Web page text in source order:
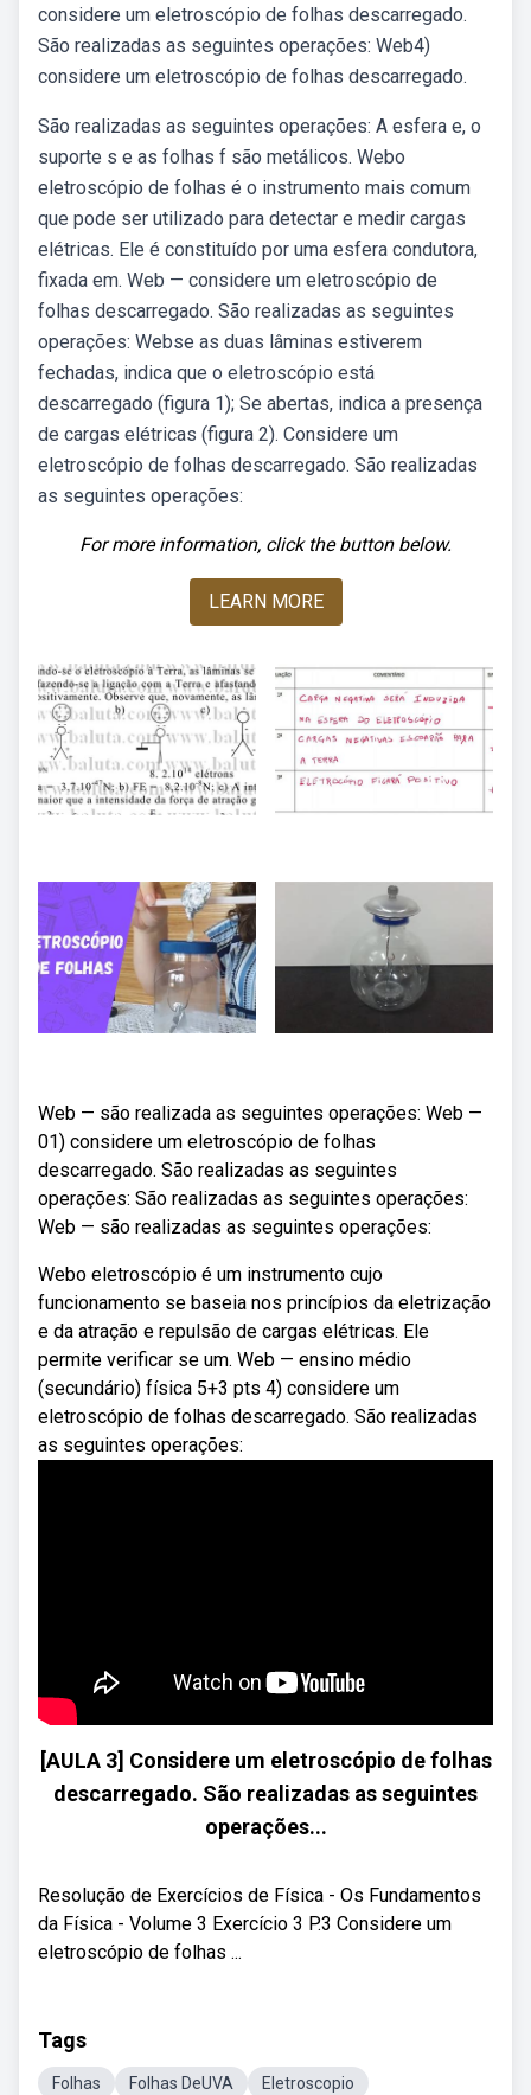
considere um eletroscópio de folhas descarregado.
São realizadas as seguintes operações: Web4)
considere um eletroscópio de folhas descarregado.
São realizadas as seguintes operações: A esfera e, o
suporte s e as folhas f são metálicos. Webo
eletroscópio de folhas é o instrumento mais comum
que pode ser utilizado para detectar e medir cargas
elétricas. Ele é constituído por uma esfera condutora,
fixada em. Web — considere um eletroscópio de
folhas descarregado. São realizadas as seguintes
operações: Webse as duas lâminas estiverem
fechadas, indica que o eletroscópio está
descarregado (figura 1); Se abertas, indica a presença
de cargas elétricas (figura 2). Considere um
eletroscópio de folhas descarregado. São realizadas
as seguintes operações:
For more information, click the button below.
LEARN MORE
Web — são realizada as seguintes operações: Web —
01) considere um eletroscópio de folhas
descarregado. São realizadas as seguintes
operações: São realizadas as seguintes operações:
Web — são realizadas as seguintes operações:
Webo eletroscópio é um instrumento cujo
funcionamento se baseia nos princípios da eletrização
e da atração e repulsão de cargas elétricas. Ele
permite verificar se um. Web — ensino médio
(secundário) física 5+3 pts 4) considere um
eletroscópio de folhas descarregado. São realizadas
as seguintes operações:
[AULA 3] Considere um eletroscópio de folhas
descarregado. São realizadas as seguintes
operações...
Resolução de Exercícios de Física - Os Fundamentos
da Física - Volume 3 Exercício 3 P.3 Considere um
eletroscópio de folhas ...
Tags
Folhas Folhas DeUVA Eletroscopio